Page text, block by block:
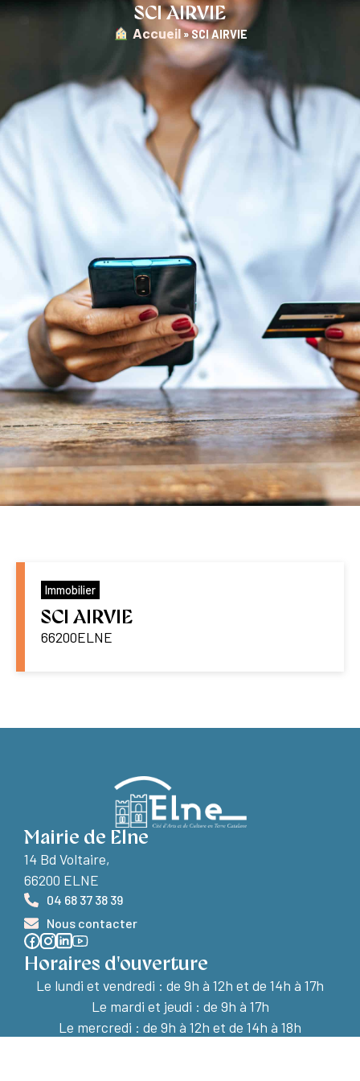
SCI AIRVIE
︎ Accueil »SCI AIRVIE
Immobilier
SCI AIRVIE
66200ELNE
Mairie de Elne
14 Bd Voltaire,
66200 ELNE
04 68 37 38 39
Nous contacter
Horaires d'ouverture
Le lundi et vendredi : de 9h à 12h et de 14h à 17h
Le mardi et jeudi : de 9h à 17h
Le mercredi : de 9h à 12h et de 14h à 18h